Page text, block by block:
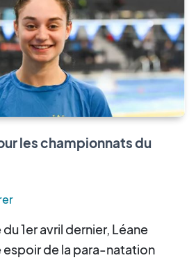
les championnats du
1er avril dernier, Léane
espoir de la para-natation